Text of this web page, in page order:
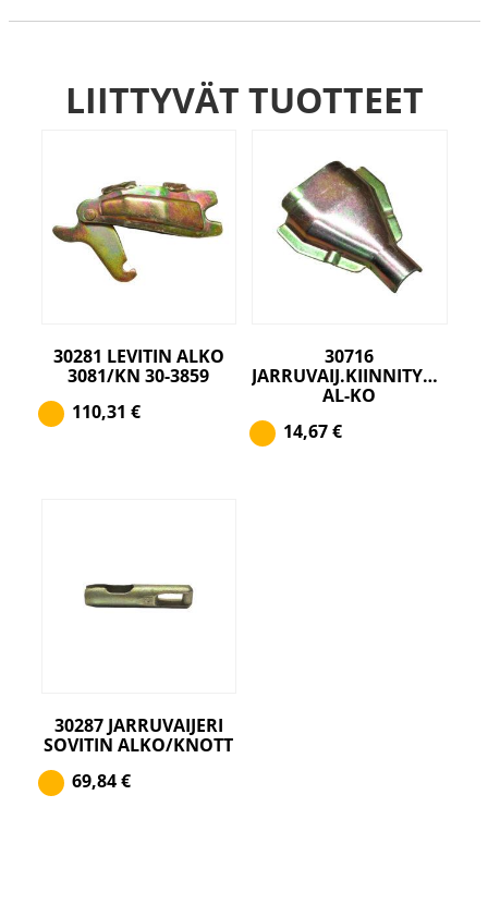
LIITTYVÄT TUOTTEET
30281 LEVITIN ALKO
3081/KN 30-3859
110,31 €
30716
JARRUVAIJ.KIINNITYSPELTI
AL-KO
14,67€
30287 JARRUVAIJERI
SOVITIN ALKO/KNOTT
69,84€